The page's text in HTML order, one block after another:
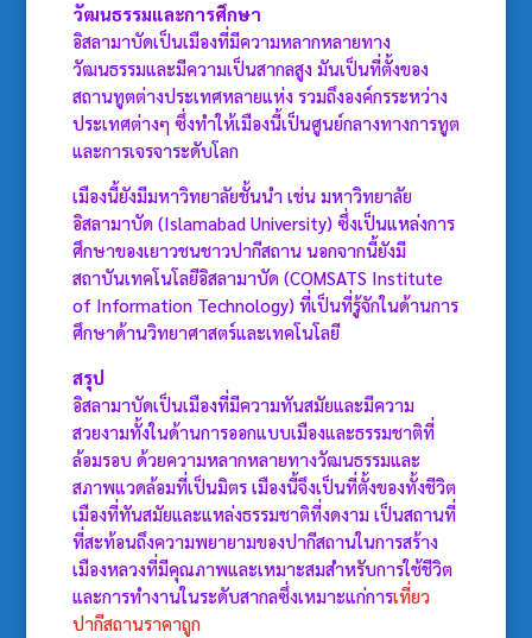
วัฒนธรรมและการศึกษา
อิสลามาบัดเป็นเมืองที่มีความหลากหลายทาง
วัฒนธรรมและมีความเป็นสากลสูง มันเป็นที่ตั้งของ
สถานทูตต่างประเทศหลายแห่ง รวมถึงองค์กรระหว่าง
ประเทศต่างๆ ซึ่งทำให้เมืองนี้เป็นศูนย์กลางทางการทูต
และการเจรจาระดับโลก
เมืองนี้ยังมีมหาวิทยาลัยชั้นนำ เช่น มหาวิทยาลัย
อิสลามาบัด (Islamabad University) ซึ่งเป็นแหล่งการ
ศึกษาของเยาวชนชาวปากีสถาน นอกจากนี้ยังมี
สถาบันเทคโนโลยีอิสลามาบัด (COMSATS Institute
of Information Technology) ที่เป็นที่รู้จักในด้านการ
ศึกษาด้านวิทยาศาสตร์และเทคโนโลยี
สรุป
อิสลามาบัดเป็นเมืองที่มีความทันสมัยและมีความ
สวยงามทั้งในด้านการออกแบบเมืองและธรรมชาติที่
ล้อมรอบ ด้วยความหลากหลายทางวัฒนธรรมและ
สภาพแวดล้อมที่เป็นมิตร เมืองนี้จึงเป็นที่ตั้งของทั้งชีวิต
เมืองที่ทันสมัยและแหล่งธรรมชาติที่งดงาม เป็นสถานที่
ที่สะท้อนถึงความพยายามของปากีสถานในการสร้าง
เมืองหลวงที่มีคุณภาพและเหมาะสมสำหรับการใช้ชีวิต
และการทำงานในระดับสากลซึ่งเหมาะแก่การเที่ยว
ปากีสถานราคาถูก